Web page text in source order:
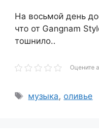
На восьмой день
что от Gangnam
тошнило..
Оцените
Метки
музыка, оливье